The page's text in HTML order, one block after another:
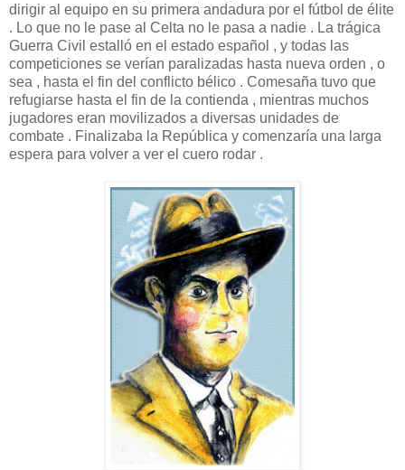
dirigir al equipo en su primera andadura por el fútbol de élite
. Lo que no le pase al Celta no le pasa a nadie . La trágica
Guerra Civil estalló en el estado español , y todas las
competiciones se verían paralizadas hasta nueva orden , o
sea , hasta el fin del conflicto bélico . Comesaña tuvo que
refugiarse hasta el fin de la contienda , mientras muchos
jugadores eran movilizados a diversas unidades de
combate . Finalizaba la República y comenzaría una larga
espera para volver a ver el cuero rodar .